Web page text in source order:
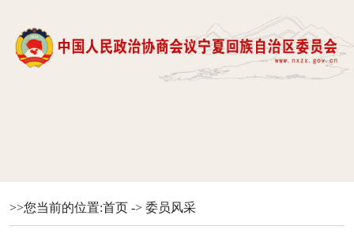
>>您当前的位置:首页 -> 委员风采